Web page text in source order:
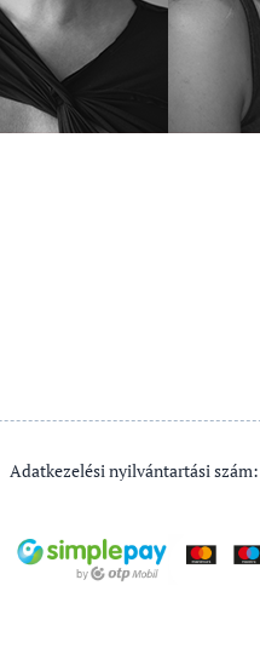
Adatkezelési nyilvántartási